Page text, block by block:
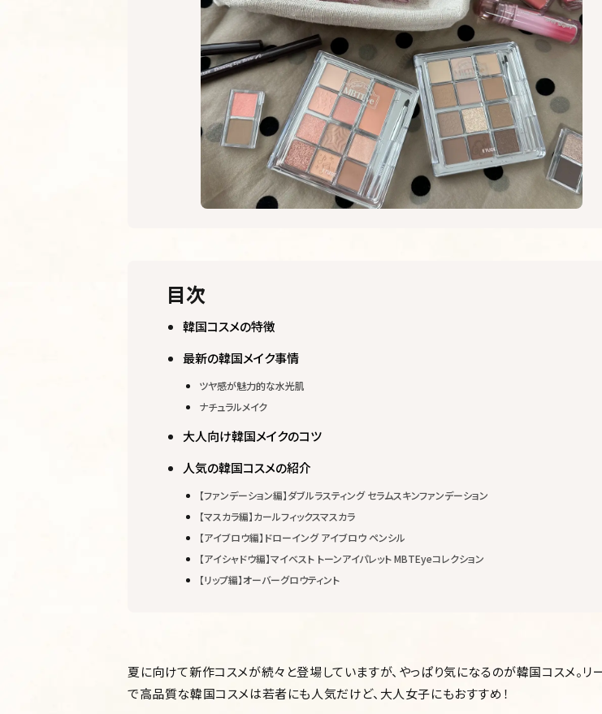
目次
韓国コスメの特徴
最新の韓国メイク事情
ツヤ感が魅力的な水光肌
ナチュラルメイク
大人向け韓国メイクのコツ
人気の韓国コスメの紹介
【ファンデーション編】ダブルラスティング セラムスキンファンデーション
【マスカラ編】カールフィックスマスカラ
【アイブロウ編】ドローイング アイブロウ ペンシル
【アイシャドウ編】マイベスト トーンアイパレット MBTEyeコレクション
【リップ編】オーバーグロウティント
夏に向けて新作コスメが続々と登場していますが、やっぱり気になるのが韓国コスメ。リ
で高品質な韓国コスメは若者にも人気だけど、大人女子にもおすすめ！